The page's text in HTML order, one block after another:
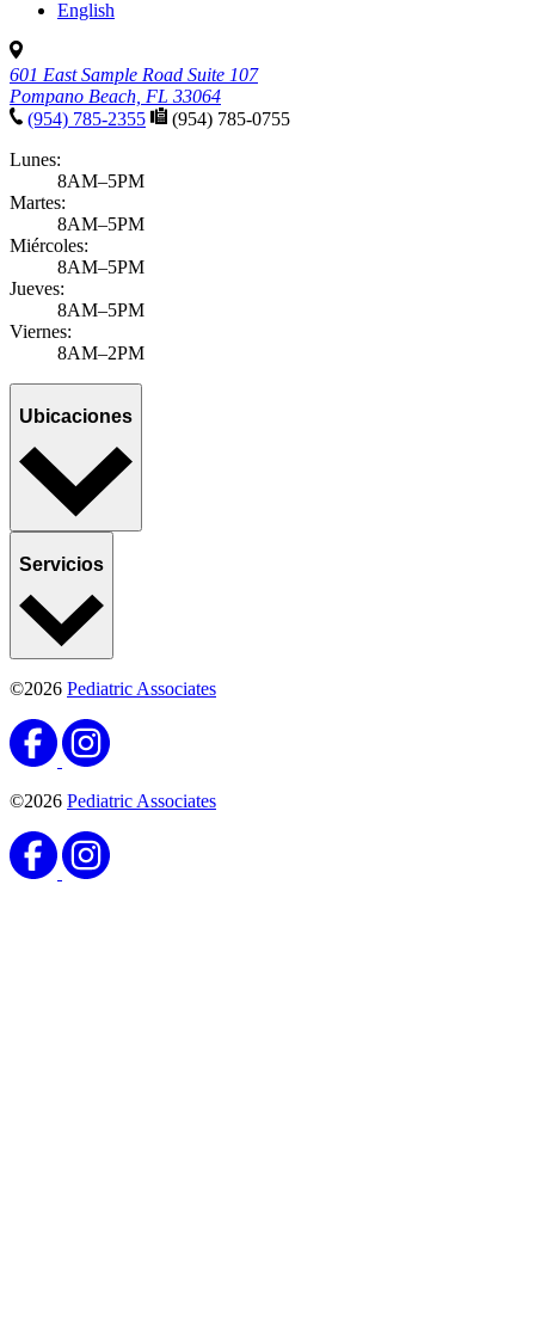
English
601 East Sample Road Suite 107
Pompano Beach, FL 33064
(954) 785-2355
(954) 785-0755
Lunes:
8AM–5PM
Martes:
8AM–5PM
Miércoles:
8AM–5PM
Jueves:
8AM–5PM
Viernes:
8AM–2PM
Ubicaciones
Servicios
©2026 Pediatric Associates
©2026 Pediatric Associates